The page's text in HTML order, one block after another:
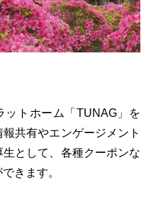
ットホーム「TUNAG」を
共有やエンゲージメント
として、各種クーポンな
きます。